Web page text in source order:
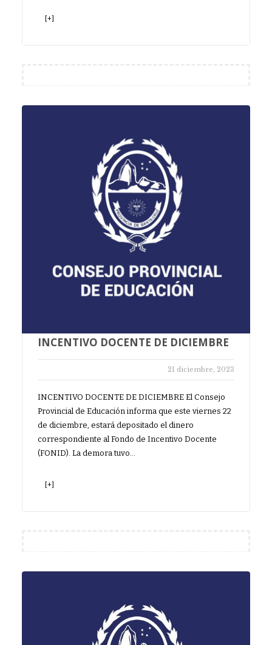
[+]
INCENTIVO DOCENTE DE DICIEMBRE
21 diciembre, 2023
INCENTIVO DOCENTE DE DICIEMBRE El Consejo
Provincial de Educación informa que este viernes 22
de diciembre, estará depositado el dinero
correspondiente al Fondo de Incentivo Docente
(FONID). La demora tuvo…
[+]